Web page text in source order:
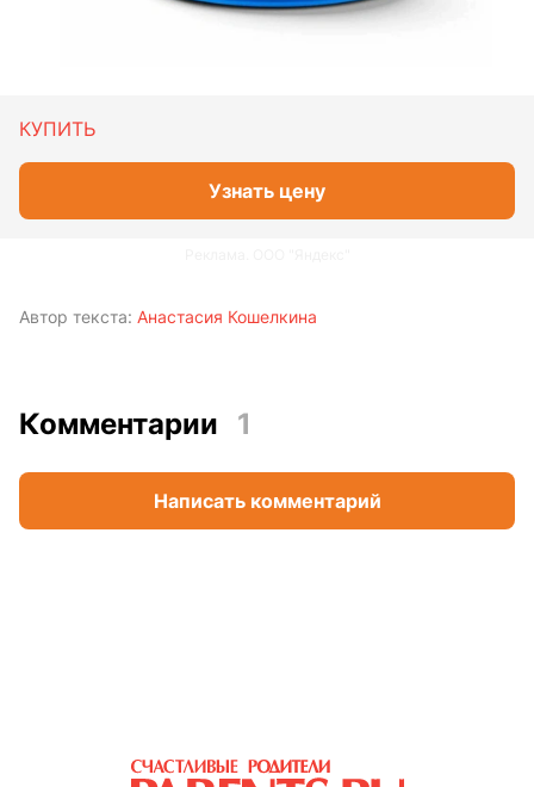
КУПИТЬ
Узнать цену
Автор текста: Анастасия Кошелкина
Комментарии 1
Написать комментарий